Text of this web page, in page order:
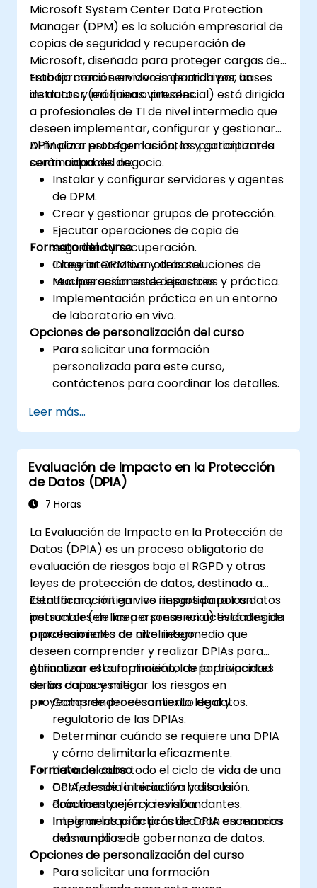
Microsoft System Center Data Protection
Manager (DPM) es la solución empresarial de
copias de seguridad y recuperación de
Microsoft, diseñada para proteger cargas de
trabajo como servidores de archivos, bases
de datos y máquinas virtuales.
Esta formación en vivo impartida por un
instructor (en línea o presencial) está dirigida
a profesionales de TI de nivel intermedio que
deseen implementar, configurar y gestionar
DPM para proteger los datos y garantizar la
continuidad del negocio.
Al finalizar esta formación, los participantes
serán capaces de:
Instalar y configurar servidores y agentes
de DPM.
Crear y gestionar grupos de protección.
Ejecutar operaciones de copia de
seguridad y recuperación.
Integrar DPM con otras soluciones de
recuperación ante desastres.
Formato del curso
Clase interactiva y debate.
Muchas sesiones de ejercicios y práctica.
Implementación práctica en un entorno
de laboratorio en vivo.
Opciones de personalización del curso
Para solicitar una formación
personalizada para este curso,
contáctenos para coordinar los detalles.
Leer más...
Evaluación de Impacto en la Protección
de Datos (DPIA)
7 Horas
La Evaluación de Impacto en la Protección de
Datos (DPIA) es un proceso obligatorio de
evaluación de riesgos bajo el RGPD y otras
leyes de protección de datos, destinado a
identificar y mitigar los riesgos para los datos
personales de las personas en actividades de
procesamiento de alto riesgo.
Esta formación en vivo impartida por un
instructor (en línea o presencial) está dirigida
a profesionales de nivel intermedio que
deseen comprender y realizar DPIAs para
garantizar el cumplimiento de la privacidad
de los datos y mitigar los riesgos en
proyectos de procesamiento de datos.
Al finalizar esta formación, los participantes
serán capaces de:
Comprender el contexto legal y
regulatorio de las DPIAs.
Determinar cuándo se requiere una DPIA
y cómo delimitarla eficazmente.
Llevar a cabo todo el ciclo de vida de una
DPIA, desde la iniciación hasta la
documentación y revisión.
Integrar las prácticas de DPIA en marcos
más amplios de gobernanza de datos.
Formato del curso
Conferencia interactiva y discusión.
Prácticas y ejercicios abundantes.
Implementación práctica con escenarios
del mundo real.
Opciones de personalización del curso
Para solicitar una formación